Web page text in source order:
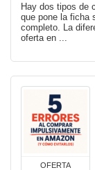
Hay dos tipos de
que pone la ficha
completo. La
oferta en ...
OFERTA